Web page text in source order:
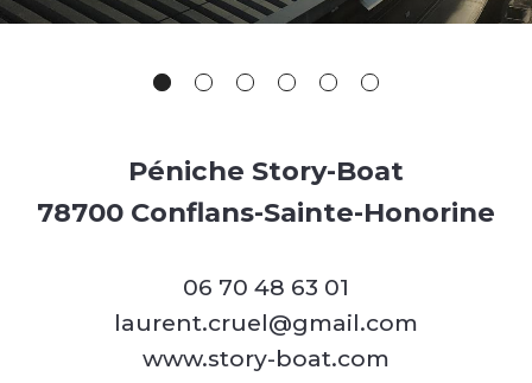
Péniche Story-Boat
78700 Conflans-Sainte-Honorine
06 70 48 63 01
laurent.cruel@gmail.com
www.story-boat.com